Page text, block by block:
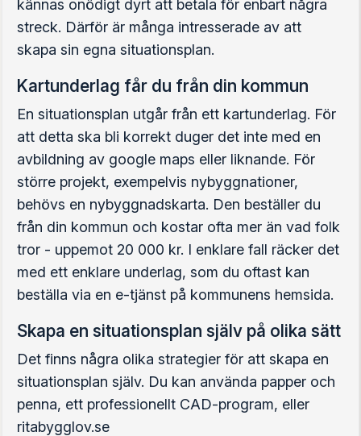
kännas onödigt dyrt att betala för enbart några
streck. Därför är många intresserade av att
skapa sin egna situationsplan.
Kartunderlag får du från din kommun
En situationsplan utgår från ett kartunderlag. För
att detta ska bli korrekt duger det inte med en
avbildning av google maps eller liknande. För
större projekt, exempelvis nybyggnationer,
behövs en nybyggnadskarta. Den beställer du
från din kommun och kostar ofta mer än vad folk
tror - uppemot 20 000 kr. I enklare fall räcker det
med ett enklare underlag, som du oftast kan
beställa via en e-tjänst på kommunens hemsida.
Skapa en situationsplan själv på olika sätt
Det finns några olika strategier för att skapa en
situationsplan själv. Du kan använda papper och
penna, ett professionellt CAD-program, eller
ritabygglov.se